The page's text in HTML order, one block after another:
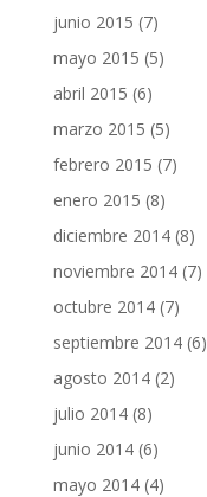
junio 2015 (7)
mayo 2015 (5)
abril 2015 (6)
marzo 2015 (5)
febrero 2015 (7)
enero 2015 (8)
diciembre 2014(8)
noviembre 2014(7)
octubre 2014(7)
septiembre 2014(6)
agosto 2014(2)
julio 2014(8)
junio 2014(6)
mayo 2014(4)